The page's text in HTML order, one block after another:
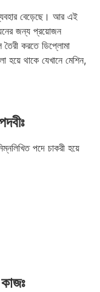
বেড়েছে। আর এই
জন্য প্রয়োজন
করতে ডিপ্লোমা
হয়ে থাকে যেখানে মেশিন,
পদে চাকরী হয়ে